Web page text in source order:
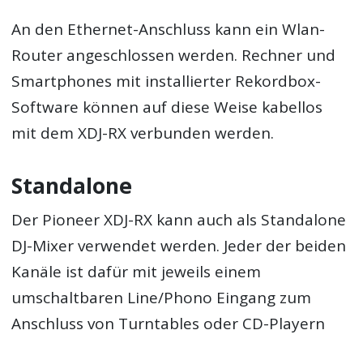
An den Ethernet-Anschluss kann ein Wlan-
Router angeschlossen werden. Rechner und
Smartphones mit installierter Rekordbox-
Software können auf diese Weise kabellos
mit dem XDJ-RX verbunden werden.
Standalone
Der Pioneer XDJ-RX kann auch als Standalone
DJ-Mixer verwendet werden. Jeder der beiden
Kanäle ist dafür mit jeweils einem
umschaltbaren Line/Phono Eingang zum
Anschluss von Turntables oder CD-Playern